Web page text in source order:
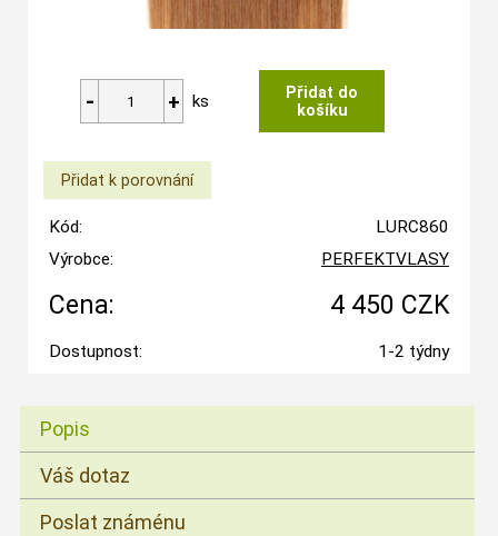
ks
Kód:
LURC860
Výrobce:
PERFEKTVLASY
Cena: 4 450 CZK
Dostupnost: 1-2 týdny
Popis
Váš dotaz
Poslat známénu